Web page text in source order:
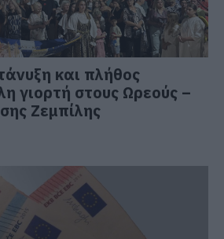
και πλήθος
γιορτή στους Ωρεούς –
Ζεμπίλης